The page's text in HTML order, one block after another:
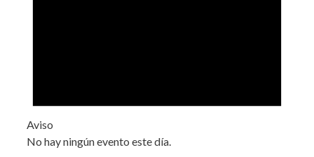
Aviso
No hay ningún evento este día.